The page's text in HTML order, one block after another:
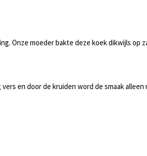
Onze moeder bakte deze koek dikwijls
en door de kruiden word de smaak alleen